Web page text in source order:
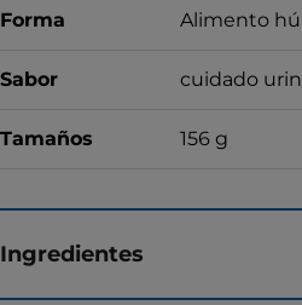
Forma Alimento
Sabor cuidado
Tamaños 156 g
Ingredientes